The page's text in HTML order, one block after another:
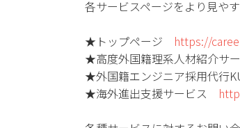
各サービスページをより見や
★トップページ https://
★高度外国籍理系人材紹介サ
★外国籍エンジニア採用代行
★海外進出支援サービス